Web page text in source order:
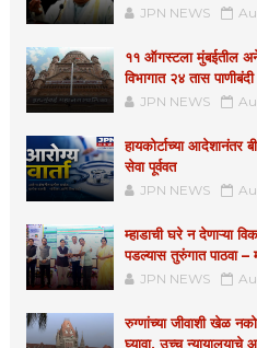
JPN NEWS
११ ऑगस्टला मुंबईतील
विभागात २४ तास पाणीबंदी
JPN NEWS
हायकोर्टाच्या आदेशानंतर
सेवा पूर्ववत
JPN NEWS
म्हाडाची घरे न देणाऱ्या
पडल्यास तुरुंगात पाठवा –
JPN NEWS
रुग्णांच्या जीवाशी खेळ
घ्यावा, उच्च न्यायालयाचे